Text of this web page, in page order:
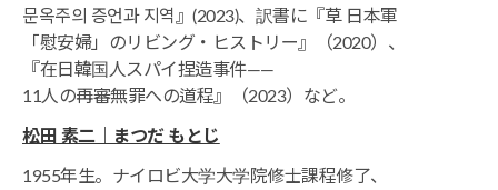
문옥주의 증언과 지역』(2023)、訳書に『草 日本軍
「慰安婦」のリビング・ヒストリー』（2020）、
『在日韓国人スパイ捏造事件——
11人の再審無罪への道程』（2023）など。
松田 素二｜まつだ もとじ
1955年生。ナイロビ大学大学院修士課程修了、